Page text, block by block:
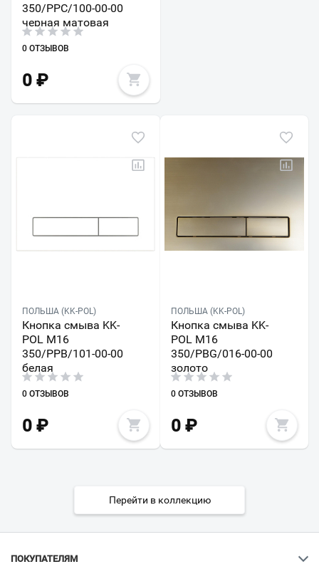
350/PPC/100-00-00
черная матовая
0 ОТЗЫВОВ
0 ₽
ПОЛЬША (KK-POL)
Кнопка смыва KK-
POL M16
350/PPB/101-00-00
белая
0 ОТЗЫВОВ
0 ₽
ПОЛЬША (KK-POL)
Кнопка смыва KK-
POL M16
350/PBG/016-00-00
золото
0 ОТЗЫВОВ
0₽
Перейти в коллекцию
ПОКУПАТЕЛЯМ